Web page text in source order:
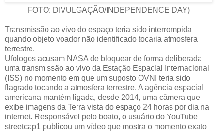
FOTO: DIVULGAÇÃO/INDEPENDENCE DAY)
Transmissão ao vivo do espaço teria sido interrompida
quando objeto voador não identificado tocaria atmosfera
terrestre.
Ufólogos acusam NASA de bloquear de forma deliberada
uma transmissão ao vivo da Estação Espacial Internacional
(ISS) no momento em que um suposto OVNI teria sido
flagrado tocando a atmosfera terrestre. A agência espacial
americana mantém ligada, desde 2014, uma câmera que
exibe imagens da Terra vista do espaço 24 horas por dia na
internet. Responsável pelo boato, o usuário do YouTube
streetcap1 publicou um vídeo que mostra o momento exato